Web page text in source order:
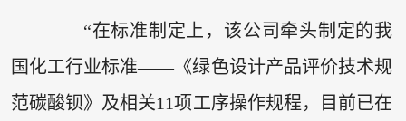
“在标准制定上，该公司牵头制定的我
国化工行业标准——《绿色设计产品评价技术规
范碳酸钡》及相关11项工序操作规程，目前已在